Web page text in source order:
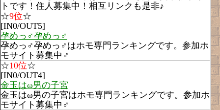
トです！住人募集中！相互リンクも是非♪
☆9位☆
[IN0/OUT5]
孕めっ♂孕めっ♂
孕めっ♂孕めっ♂はホモ専門ランキングです。参加ホ
モサイト募集中♂
☆10位☆
[IN0/OUT4]
金玉はω男の子宮
金玉はω男の子宮はホモ専門ランキングです。参加ホ
モサイト募集中♂